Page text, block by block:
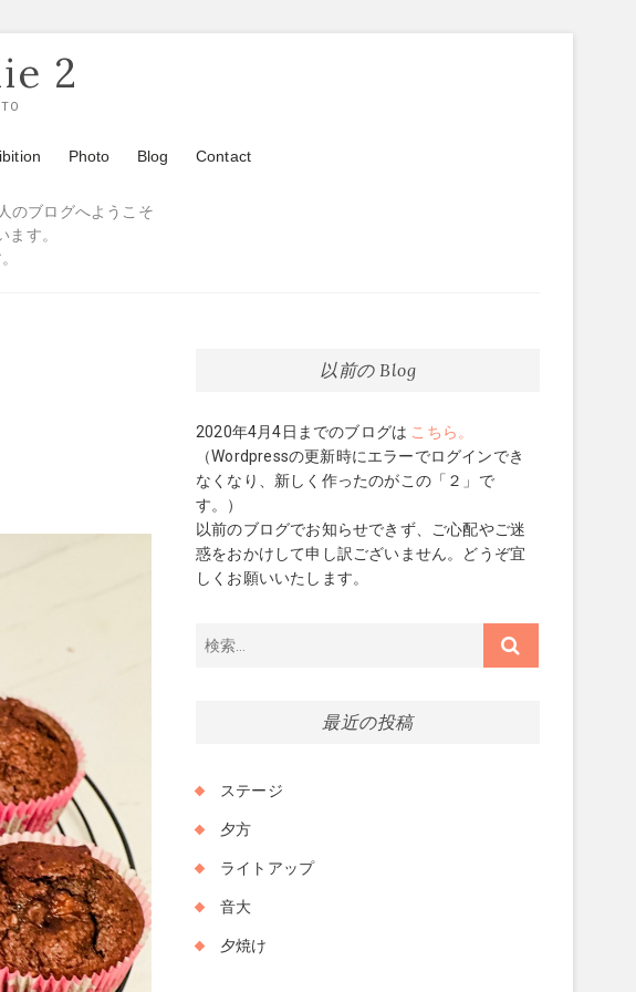
2
Photo Blog Contact
のブログへようこそ
す。
以前の Blog
2020年4月4日までのブログは こちら。
（Wordpressの更新時にエラーでログインでき
なくなり、新しく作ったのがこの「２」で
す。）
以前のブログでお知らせできず、ご心配やご迷
惑をおかけして申し訳ございません。どうぞ宜
しくお願いいたします。
最近の投稿
ステージ
夕方
ライトアップ
音大
夕焼け